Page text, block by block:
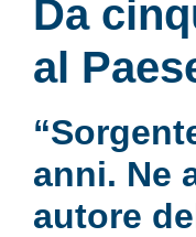
Da
al
anni. Ne
autore